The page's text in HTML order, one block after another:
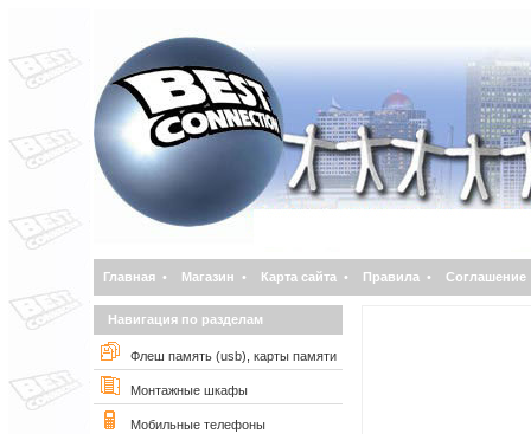
Главная • Магазин • Карта сайта • Правила • Соглашение
Навигация по разделам
Флеш память (usb), карты памяти
Монтажные шкафы
Мобильные телефоны